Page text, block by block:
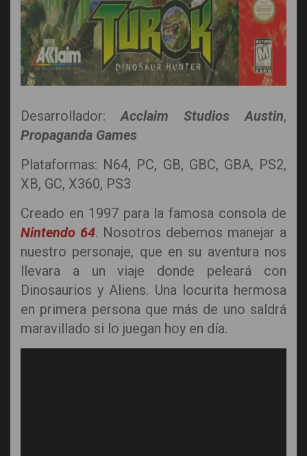
Desarrollador:Acclaim Studios Austin,
Propaganda Games
Plataformas: N64, PC, GB, GBC, GBA, PS2,
XB, GC, X360, PS3
Creado en 1997 para la famosa consola de
Nintendo 64. Nosotros debemos manejar a
nuestro personaje, que en su aventura nos
llevara a un viaje donde peleará con
Dinosaurios y Aliens. Una locurita hermosa
en primera persona que más de uno saldrá
maravillado si lo juegan hoy en día.